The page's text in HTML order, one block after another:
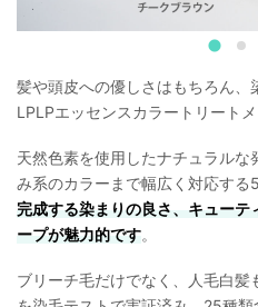
髪や頭皮への優しさはもちろん、
LPLPエッセンスカラートリートメ
天然色素を使用したナチュラル
み系のカラーまで幅広く対応する
完成する染まりの良さ、キュー
ープが魅力的です。
ブリーチ毛だけでなく、人毛白髪